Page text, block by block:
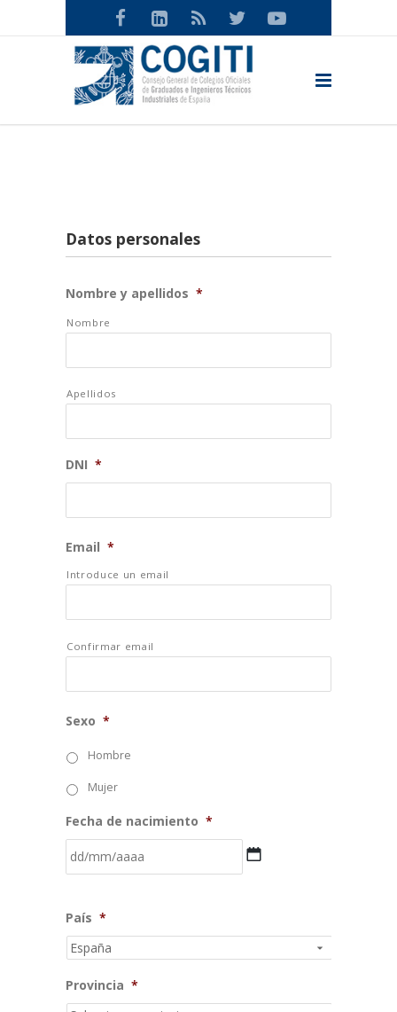
Datos personales
Nombre y apellidos *
Nombre
Apellidos
DNI *
Email *
Introduce un email
Confirmar email
Sexo *
Hombre
Mujer
Fecha de nacimiento *
barra
MM
AAAA
País *
Provincia *